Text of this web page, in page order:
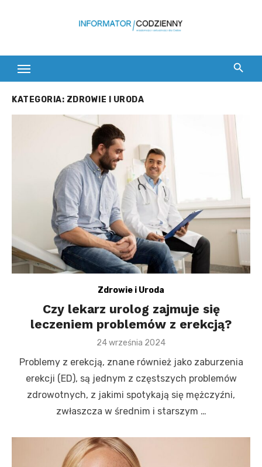
KATEGORIA: ZDROWIE I URODA
Zdrowie i Uroda
Czy lekarz urolog zajmuje się
leczeniem problemów z erekcją?
Posted
24 września 2024
Problemy z erekcją, znane również jako zaburzenia
erekcji (ED), są jednym z częstszych problemów
zdrowotnych, z jakimi spotykają się mężczyźni,
zwłaszcza w średnim i starszym …